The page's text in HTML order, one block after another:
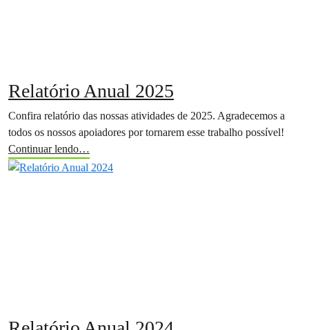
Relatório Anual 2025
Confira relatório das nossas atividades de 2025. Agradecemos a
todos os nossos apoiadores por tornarem esse trabalho possível!
Continuar lendo…